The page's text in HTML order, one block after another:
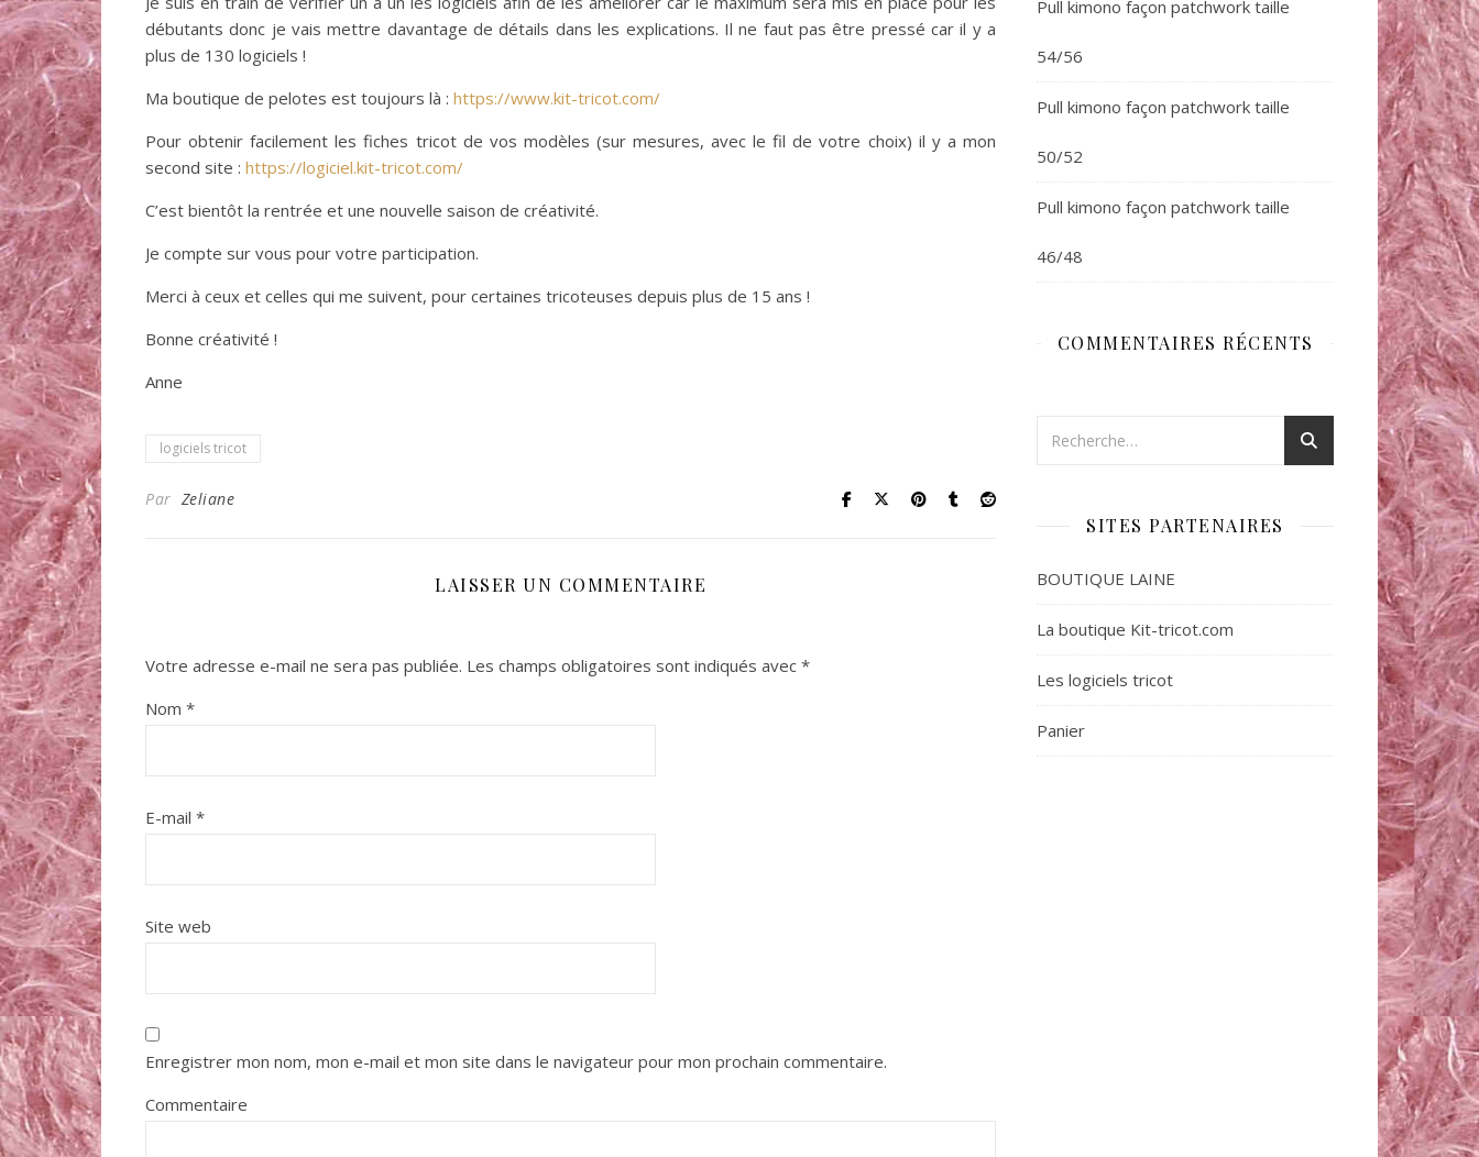
débutants donc je vais mettre davantage de détails dans les explications. Il ne faut pas être pressé car il y a
plus de 130 logiciels !
Ma boutique de pelotes est toujours là : https://www.kit-tricot.com/
Pour obtenir facilement les fiches tricot de vos modèles (sur mesures, avec le fil de votre choix) il y a mon
second site : https://logiciel.kit-tricot.com/
C’est bientôt la rentrée et une nouvelle saison de créativité.
Je compte sur vous pour votre participation.
Merci à ceux et celles qui me suivent, pour certaines tricoteuses depuis plus de 15 ans !
Bonne créativité !
Anne
logiciels tricot
Par Zeliane
LAISSER UN COMMENTAIRE
Votre adresse e-mail ne sera pas publiée. Les champs obligatoires sont indiqués avec *
Nom *
E-mail *
Site web
Enregistrer mon nom, mon e-mail et mon site dans le navigateur pour mon prochain commentaire.
Commentaire
Pull kimono façon patchwork taille
54/56
Pull kimono façon patchwork taille
50/52
Pull kimono façon patchwork taille
46/48
COMMENTAIRES RÉCENTS
SITES PARTENAIRES
BOUTIQUE LAINE
La boutique Kit-tricot.com
Les logiciels tricot
Panier